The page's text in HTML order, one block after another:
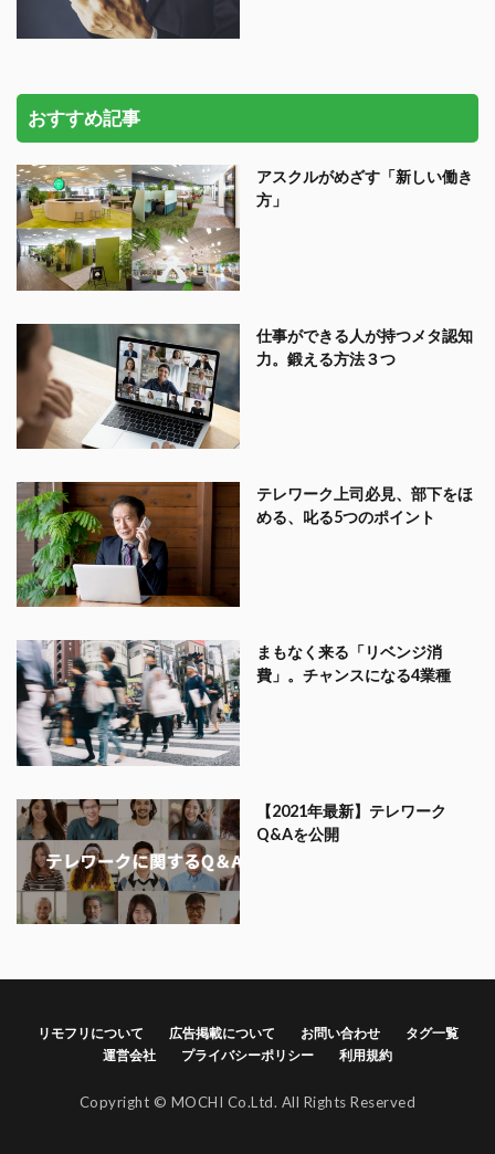
おすすめ記事
アスクルがめざす「新しい働き
方」
仕事ができる人が持つメタ認知
力。鍛える方法３つ
テレワーク上司必見、部下をほ
める、叱る5つのポイント
まもなく来る「リベンジ消
費」。チャンスになる4業種
【2021年最新】テレワーク
Q&Aを公開
リモフリについて 広告掲載について お問い合わせ
タグ一覧
運営会社
プライバシーポリシー 利用規約
Copyright © MOCHI Co.Ltd. All Rights Reserved